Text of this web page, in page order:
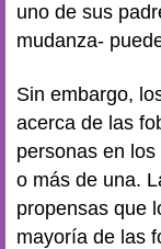
uno de sus
mudanza-
Sin embargo,
acerca de las
personas en
o más de una.
propensas que
mayoría de las